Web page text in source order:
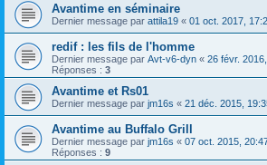
Avantime en séminaire
Dernier message par attila19 « 01 oct. 2017,
redif : les fils de l'homme
Dernier message par Avt-v6-dyn « 26 févr.
Réponses : 3
Avantime et Rs01
Dernier message par jm16s « 21 déc. 2015,
Avantime au Buffalo Grill
Dernier message par jm16s « 07 oct. 2015,
Réponses : 9